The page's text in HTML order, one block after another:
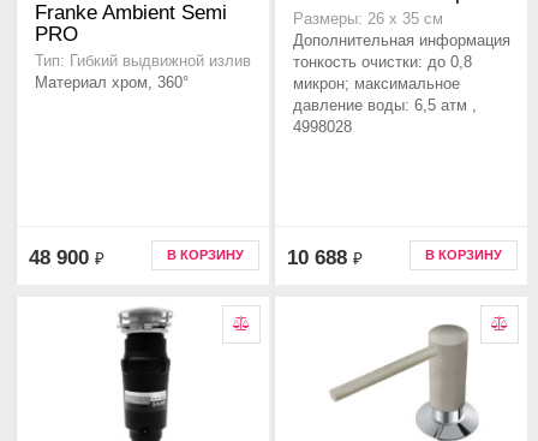
Franke Ambient Semi
PRO
Тип: Гибкий выдвижной излив
Материал хром, 360°
48 900 ₽ В КОРЗИНУ
Размеры: 26 x 35 см
Дополнительная информация
тонкость очистки: до 0,8
микрон; максимальное
давление воды: 6,5 атм ,
4998028
10 688 ₽ В КОРЗИНУ